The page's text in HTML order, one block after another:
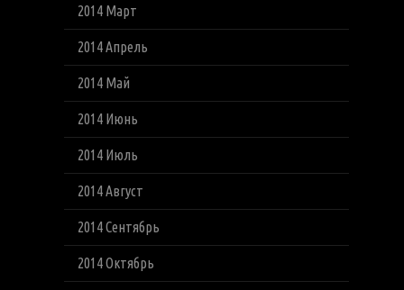
2014 Март
2014 Апрель
2014 Май
2014 Июнь
2014 Июль
2014 Август
2014 Сентябрь
2014 Октябрь